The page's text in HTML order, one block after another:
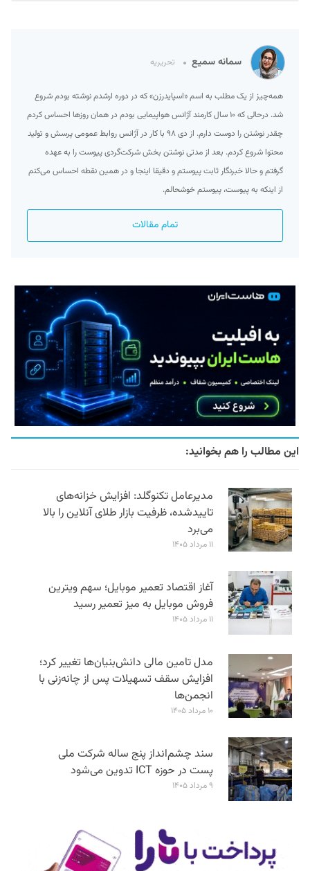
سمانه سمیع تحریریه
همه‌چیز از یک مطلب به اسم «اسپایدرزن» که در دوره ارشدم نوشته بودم شروع
شد. درحالی که ۱۰ سال کارمند آژانس هواپیمایی بودم در همان روزها احساس کردم
چقدر نوشتن را دوست دارم. از دی ۹۸ با کار در آژانس روابط عمومی پرسش و تولید
محتوا شروع کردم. بعد از مدتی نوشتن بخش شرکت‌گردی پیوست را به عهده
گرفتم و حالا خبرنگار ثابت پیوستم و دقیقا اینجا و در همین نقطه احساس می‌کنم
از اینکه به پیوست، پیوستم خوشحالم.
تمام مقالات
این مطالب را هم بخوانید:
مدیرعامل تکنوگلد: افزایش خزانه‌های
تاییدشده، ظرفیت بازار طلای آنلاین را بالا
می‌برد
۱۱ مرداد ۱۴۰۵
آغاز اقتصاد تعمیر موبایل؛ سهم ویترین
فروش موبایل به میز تعمیر رسید
۱۱ مرداد ۱۴۰۵
مدل تامین مالی دانش‌بنیان‌ها تغییر کرد؛
افزایش سقف تسهیلات پس از چانه‌زنی با
انجمن‌ها
۱۰ مرداد ۱۴۰۵
سند چشم‌انداز پنج ساله شرکت ملی
پست در حوزه ICT تدوین می‌شود
۹ مرداد ۱۴۰۵